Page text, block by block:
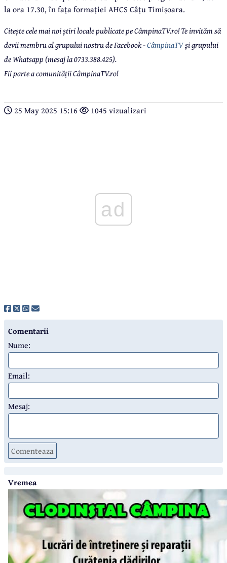
la ora 17.30, în fața formației AHCS Câțu Timișoara.
Citește cele mai noi știri locale publicate pe CâmpinaTV.ro! Te invităm să
devii membru al grupului nostru de Facebook -CâmpinaTVși grupului
de Whatsapp (mesaj la 0733.388.425).
Fii parte a comunității CâmpinaTV.ro!
25 May 2025 15:16 1045 vizualizari
ad
Comentarii
Nume:
Email:
Mesaj:
Comenteaza
Vremea